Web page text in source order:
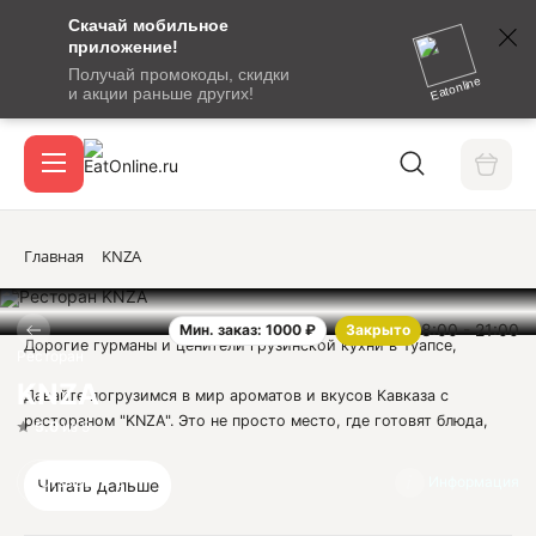
Скачай мобильное
приложение!
Получай промокоды, скидки
и акции раньше других!
Eatonline
сообщение
кодом
подтверждения
Вход / регистрация
Акции
Главная KNZA
Мин. заказ: 1000 ₽ Закрыто 8:00 - 21:00
Ресторан
KNZA
5.0 из 5
Отзывы 3
Дорогие гурманы и ценители грузинской кухни в Туапсе,
Давайте погрузимся в мир ароматов и вкусов Кавказа с
рестораном "KNZA". Это не просто место, где готовят блюда,
Читать дальше